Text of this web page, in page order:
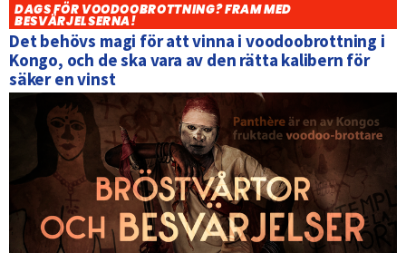
DAGS FÖR VOODOOBROTTNING? FRAM MED
BESVÄRJELSERNA!
Det behövs magi för att vinna i voodoobrottning i
Kongo, och de ska vara av den rätta kalibern för
säker en vinst